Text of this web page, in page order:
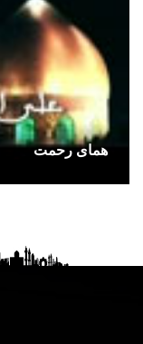
هماى رحمت